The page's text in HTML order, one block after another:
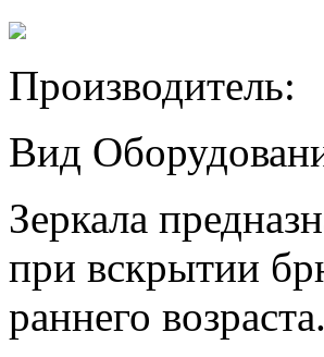
Производитель:
Вид
Зеркала
при вскрытии
раннего возраста.